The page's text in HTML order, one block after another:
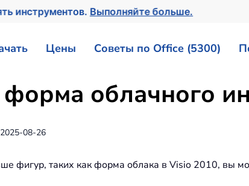
инструментов.Выполняйте больше.
Цены Советы по Office (5300)
форма облачного
2025-08-26
фигур, таких как форма облака в Visio 2010, вы